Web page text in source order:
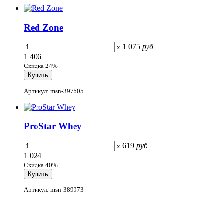
Red Zone
x 1 075 руб
1 406
Скидка 24%
Артикул: msn-397605
ProStar Whey
x 619 руб
1 024
Скидка 40%
Артикул: msn-389973